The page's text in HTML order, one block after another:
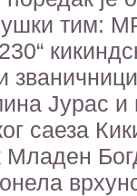
тим:
Јурас
саеза